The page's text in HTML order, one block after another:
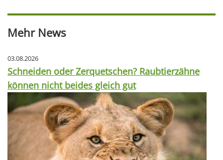
Mehr News
03.08.2026
Schneiden oder Zerquetschen? Raubtierzähne
können nicht beides gleich gut